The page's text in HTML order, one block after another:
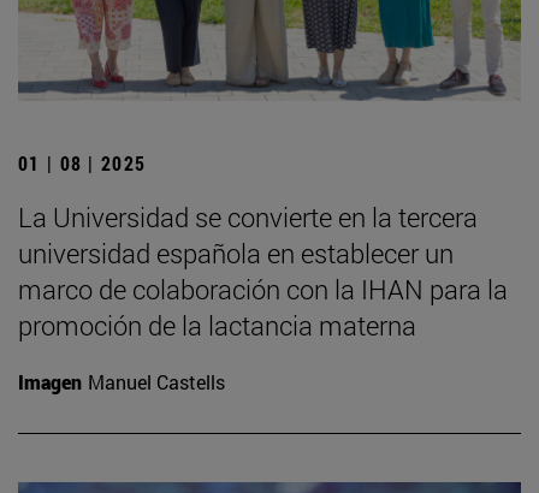
01 | 08 | 2025
La Universidad se convierte en la tercera
universidad española en establecer un
marco de colaboración con la IHAN para la
promoción de la lactancia materna
Imagen Manuel Castells